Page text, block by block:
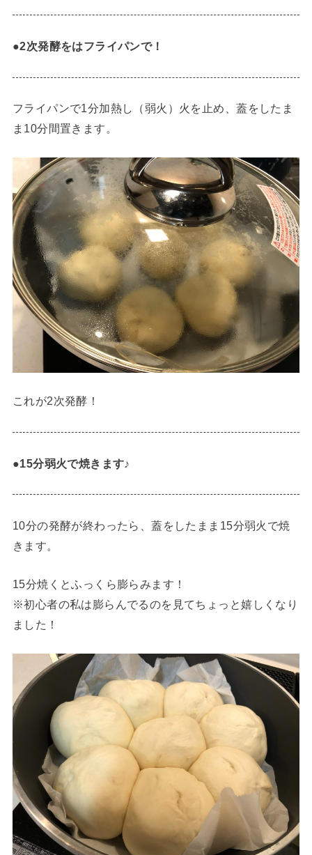
●2次発酵をはフライパンで！
フライパンで1分加熱し（弱火）火を止め、蓋をしたま
ま10分間置きます。
これが2次発酵！
●15分弱火で焼きます♪
10分の発酵が終わったら、蓋をしたまま15分弱火で焼
きます。
15分焼くとふっくら膨らみます！
※初心者の私は膨らんでるのを見てちょっと嬉しくなり
ました！